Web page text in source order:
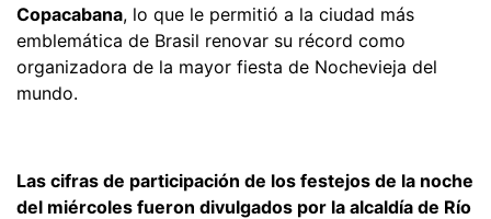
Copacabana, lo que le permitió a la ciudad más
emblemática de Brasil renovar su récord como
organizadora de la mayor fiesta de Nochevieja del
mundo.
Las cifras de participación de los festejos de la noche
del miércoles fueron divulgados por la alcaldía de Río